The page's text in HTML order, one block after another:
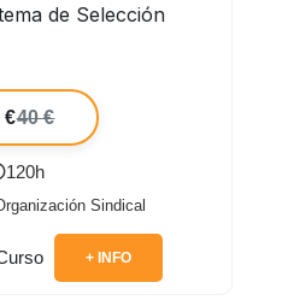
de Selección
€40 €
120h
Sindical
+ INFO